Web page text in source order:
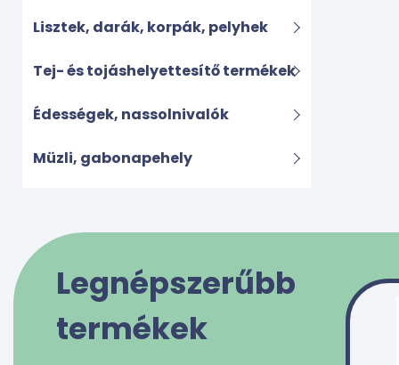
Lisztek, darák, korpák, pelyhek
Tej- és tojáshelyettesítő termékek
Édességek, nassolnivalók
Müzli, gabonapehely
Szószok, krémek
Kakaó, tea, kávé
Húskészítmények, húshelyettesítők
Legnépszerűbb
termékek